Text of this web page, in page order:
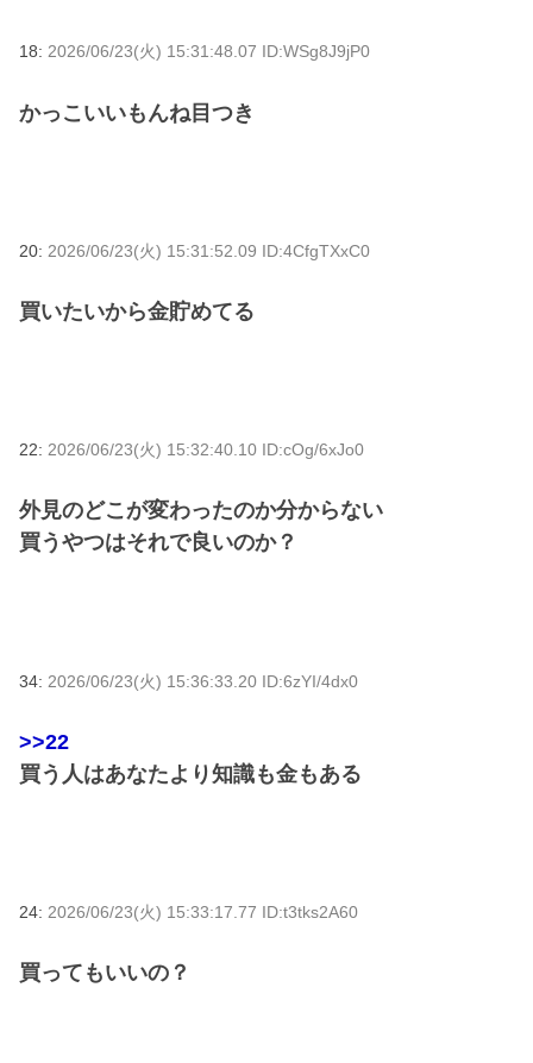
18: 2026/06/23(火) 15:31:48.07 ID:WSg8J9jP0
かっこいいもんね目つき
20: 2026/06/23(火) 15:31:52.09 ID:4CfgTXxC0
買いたいから金貯めてる
22: 2026/06/23(火) 15:32:40.10 ID:cOg/6xJo0
外見のどこが変わったのか分からない
買うやつはそれで良いのか？
34: 2026/06/23(火) 15:36:33.20 ID:6zYI/4dx0
>>22
買う人はあなたより知識も金もある
24: 2026/06/23(火) 15:33:17.77 ID:t3tks2A60
買ってもいいの？